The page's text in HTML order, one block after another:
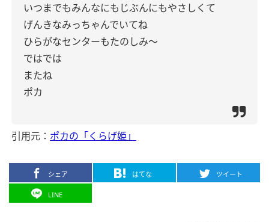
いつまでもみんなにもじぶんにもやさしくて
げんきなみっちゃんでいてね
ひらがなセンターもたのしみ〜
ではでは
またね
ポカ
引用元： ポカの「くらげ姫」
シェア はてな ツイート
LINE